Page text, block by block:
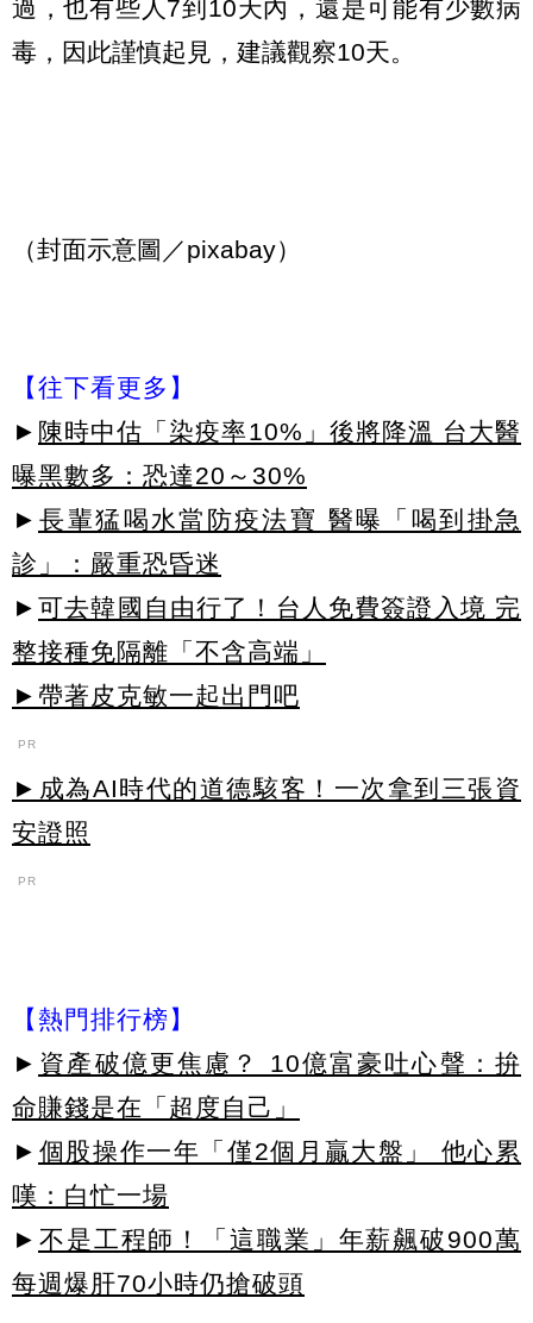
過，也有些人7到10天內，還是可能有少數病
毒，因此謹慎起見，建議觀察10天。
（封面示意圖／pixabay）
【往下看更多】
► 陳時中估「染疫率10%」後將降溫 台大醫
曝黑數多：恐達20～30%
► 長輩猛喝水當防疫法寶 醫曝「喝到掛急
診」：嚴重恐昏迷
► 可去韓國自由行了！台人免費簽證入境 完
整接種免隔離「不含高端」
►帶著皮克敏一起出門吧
PR
►成為AI時代的道德駭客！一次拿到三張資
安證照
PR
【熱門排行榜】
► 資產破億更焦慮？ 10億富豪吐心聲：拚
命賺錢是在「超度自己」
► 個股操作一年「僅2個月贏大盤」 他心累
嘆：白忙一場
► 不是工程師！「這職業」年薪飆破900萬
每週爆肝70小時仍搶破頭